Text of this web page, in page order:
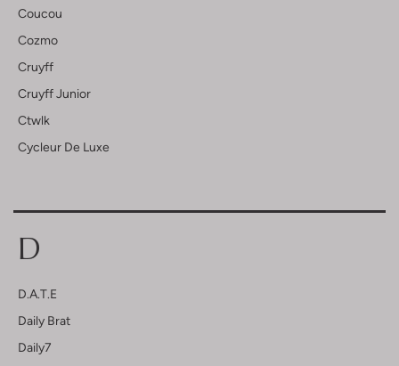
Coucou
Cozmo
Cruyff
Cruyff Junior
Ctwlk
Cycleur De Luxe
D
D.a.t.e
Daily Brat
Daily7